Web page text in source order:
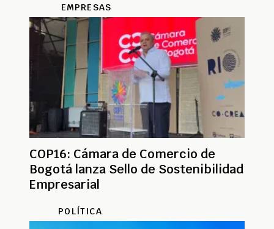
EMPRESAS
COP16: Cámara de Comercio de
Bogotá lanza Sello de Sostenibilidad
Empresarial
POLÍTICA